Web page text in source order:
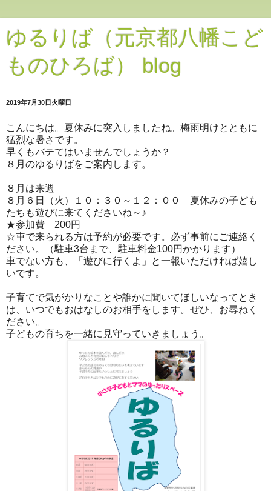
ゆるりば（元京都八幡こど
ものひろば） blog
2019年7月30日火曜日
こんにちは。夏休みに突入しましたね。梅雨明けとともに
猛烈な暑さです。
早くもバテてはいませんでしょうか？
８月のゆるりばをご案内します。
８月は来週
８月６日（火）１０：３０～１２：００ 夏休みの子ども
たちも遊びに来てくださいね～♪
★参加費 200円
☆車で来られる方は予約が必要です。必ず事前にご連絡く
ださい。（駐車3台まで、駐車料金100円かかります）
車でない方も、「遊びに行くよ」と一報いただければ嬉し
いです。
子育てで気がかりなことや誰かに聞いてほしいなってとき
は、いつでもおはなしのお相手をします。ぜひ、お尋ねく
ださい。
子どもの育ちを一緒に見守っていきましょう。